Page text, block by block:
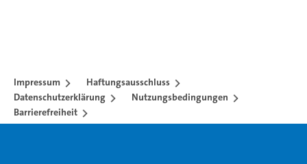
Impressum
Haftungsausschluss
Datenschutzerklärung
Nutzungsbedingungen
Barrierefreiheit